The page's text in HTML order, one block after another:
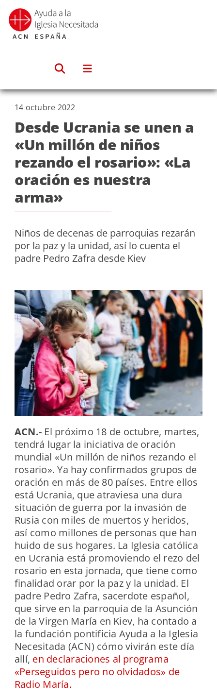
Saltar
contenido
14 octubre 2022
Desde Ucrania se unen a
«Un millón de niños
rezando el rosario»: «La
oración es nuestra
arma»
Niños de decenas de parroquias rezarán
por la paz y la unidad, así lo cuenta el
padre Pedro Zafra desde Kiev
ACN.- El próximo 18 de octubre, martes,
tendrá lugar la iniciativa de oración
mundial «Un millón de niños rezando el
rosario». Ya hay confirmados grupos de
oración en más de 80 países. Entre ellos
está Ucrania, que atraviesa una dura
situación de guerra por la invasión de
Rusia con miles de muertos y heridos,
así como millones de personas que han
huido de sus hogares. La Iglesia católica
en Ucrania está promoviendo el rezo del
rosario en esta jornada, que tiene como
finalidad orar por la paz y la unidad. El
padre Pedro Zafra, sacerdote español,
que sirve en la parroquia de la Asunción
de la Virgen María en Kiev, ha contado a
la fundación pontificia Ayuda a la Iglesia
Necesitada (ACN) cómo vivirán este día
allí, en declaraciones al programa
«Perseguidos pero no olvidados» de
Radio María.